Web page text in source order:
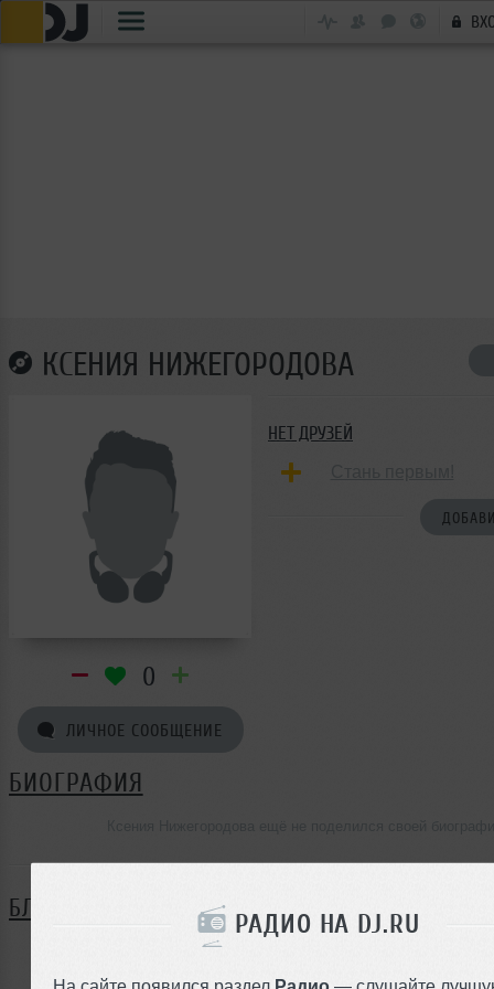
РАДИО НА DJ.RU
На сайте появился раздел Радио — слушайте
КСЕНИЯ НИЖЕГОРОДОВА
0
ЛИЧНОЕ СООБЩЕНИЕ
НЕТ ДРУЗЕЙ
БИОГРАФИЯ
БЛОГ